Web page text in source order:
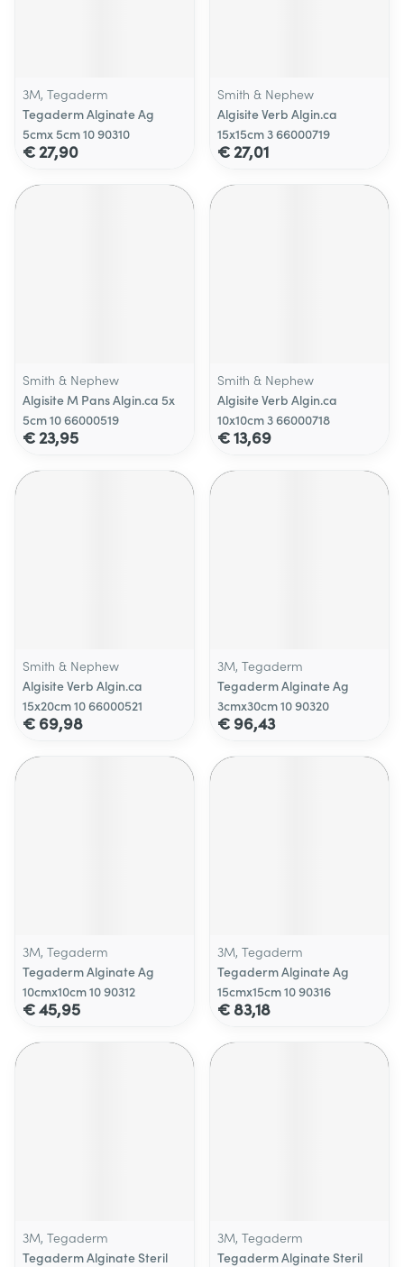
3M, Tegaderm
Tegaderm Alginate Ag
5cmx 5cm 10 90310
€ 27,90
Smith & Nephew
Algisite Verb Algin.ca
15x15cm 3 66000719
€ 27,01
Smith & Nephew
Algisite M Pans Algin.ca 5x
5cm 10 66000519
€ 23,95
Smith & Nephew
Algisite Verb Algin.ca
10x10cm 3 66000718
€ 13,69
Smith & Nephew
Algisite Verb Algin.ca
15x20cm 10 66000521
€ 69,98
3M, Tegaderm
Tegaderm Alginate Ag
3cmx30cm 10 90320
€ 96,43
3M, Tegaderm
Tegaderm Alginate Ag
10cmx10cm 10 90312
€ 45,95
3M, Tegaderm
Tegaderm Alginate Ag
15cmx15cm 10 90316
€ 83,18
3M, Tegaderm
Tegaderm Alginate Steril
3M, Tegaderm
Tegaderm Alginate Steril